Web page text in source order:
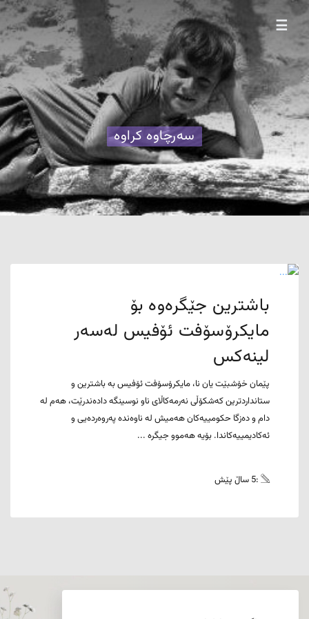
☰
سەرچاوە کراوە
باشترین جێگرەوە بۆ
مایکرۆسۆفت ئۆفیس لەسەر
لینەکس
پێمان خۆشبێت یان نا، مایکرۆسۆفت ئۆفیس بە باشترین و
ستانداردترین کەشکۆڵی نەرمەکاڵای ناو نوسینگە دادەندرێت، هەم لە
دام و دەزگا حکومییەکان هەمیش لە ناوەندە پەروەردەیی و
ئەکادیمییەکاندا. بۆیە هەموو جیگرە ...
:5 ساڵ پێش